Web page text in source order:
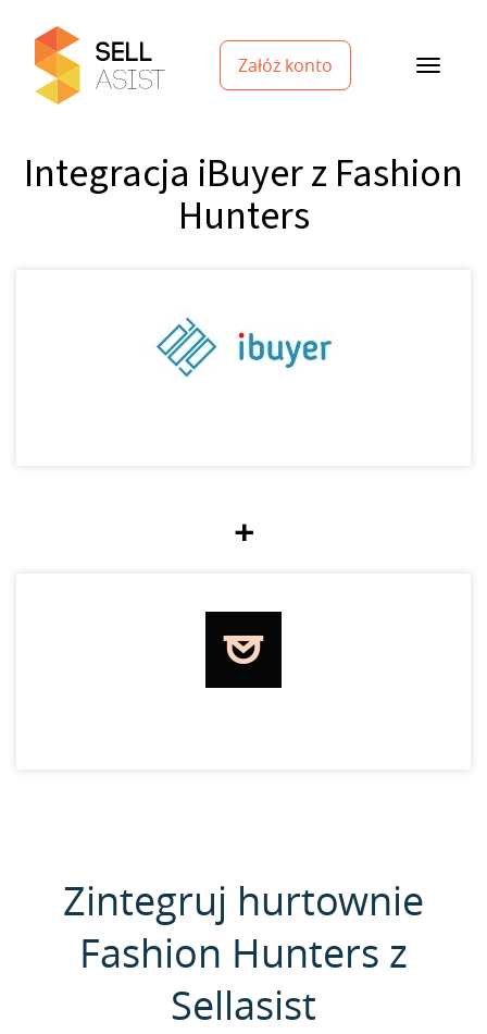
Załóż konto
Integracja iBuyer z Fashion
Hunters
+
Zintegruj hurtownie
Fashion Hunters z
Sellasist